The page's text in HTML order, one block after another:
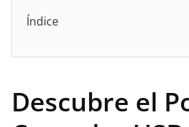
Índice
Descubre el